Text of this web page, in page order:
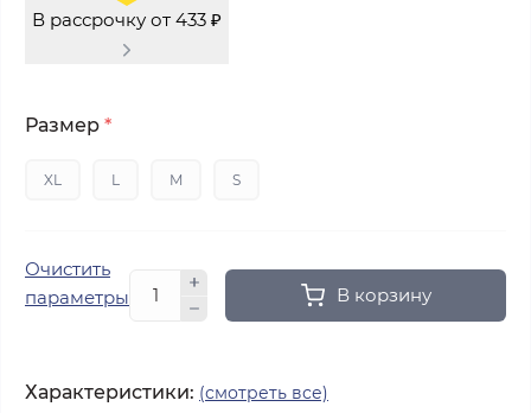
В рассрочку от 433 ₽
Размер *
XL L M S
Очистить
параметры
В корзину
Характеристики: (смотреть все)